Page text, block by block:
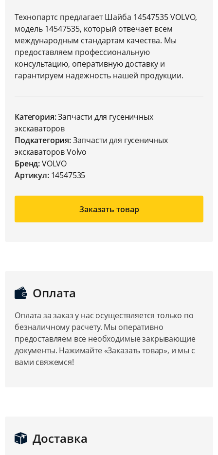
Технопартс предлагает Шайба 14547535 VOLVO,
модель 14547535, который отвечает всем
международным стандартам качества. Мы
предоставляем профессиональную
консультацию, оперативную доставку и
гарантируем надежность нашей продукции.
Категория:Запчасти для гусеничных
экскаваторов
Подкатегория:Запчасти для гусеничных
экскаваторов Volvo
Бренд:VOLVO
Артикул:14547535
Заказать товар
Оплата
Оплата за заказ у нас осуществляется только по
безналичному расчету. Мы оперативно
предоставляем все необходимые закрывающие
документы. Нажимайте «Заказать товар», и мы с
вами свяжемся!
Доставка